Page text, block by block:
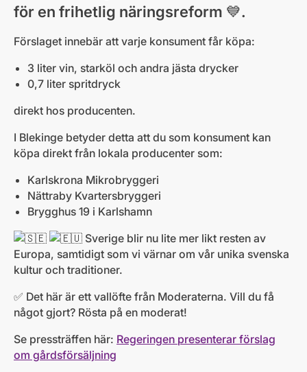
för en frihetlig näringsreform 💙.
Förslaget innebär att varje konsument får köpa:
3 liter vin, starköl och andra jästa drycker
0,7 liter spritdryck
direkt hos producenten.
I Blekinge betyder detta att du som konsument kan
köpa direkt från lokala producenter som:
Karlskrona Mikrobryggeri
Nättraby Kvartersbryggeri
Brygghus 19 i Karlshamn
Sverige blir nu lite mer likt resten av
Europa, samtidigt som vi värnar om vår unika svenska
kultur och traditioner.
✅ Det här är ett vallöfte från Moderaterna. Vill du få
något gjort? Rösta på en moderat!
Se pressträffen här: Regeringen presenterar förslag
om gårdsförsäljning